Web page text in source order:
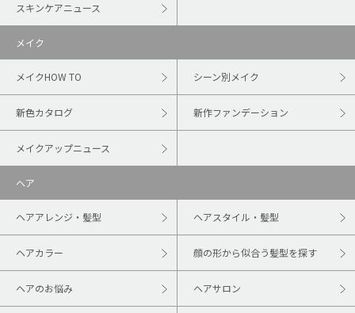
スキンケアニュース
メイク
メイクHOW TO シーン別メイク
新色カタログ 新作ファンデーション
メイクアップニュース
ヘア
ヘアアレンジ・髪型 ヘアスタイル・髪型
ヘアカラー 顔の形から似合う髪型を探す
ヘアのお悩み ヘアサロン